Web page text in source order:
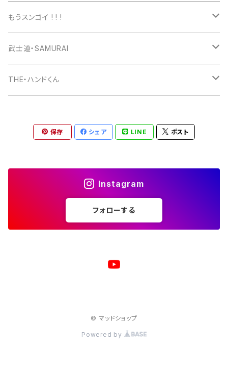
パーカー
ワッペン
マグカップ
マウスパッド
サコッシュ
長袖Tシャツ
スウェット
パーカー
スマホケース
キャップ
Tシャツ
パーカー
スマホケース
モバイルバッテリー
もうスンゴイ ! ! !
Tシャツ
長袖Ｔシャツ
マグカップ
ポーチ
武士道・SAMURAI
Tシャツ
スマホケース
パズル
THE・ハンドくん
キーホルダー
マグカップ
保存 シェア LINE ポスト
Instagram
フォローする
© マッドショップ
Powered by